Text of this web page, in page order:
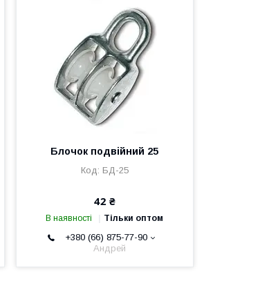
Блочок подвійний 25
БД-25
42 ₴
В наявності Тільки оптом
+380 (66) 875-77-90
Андрей